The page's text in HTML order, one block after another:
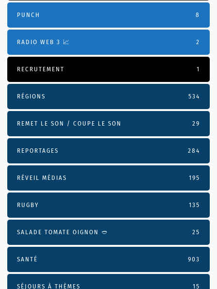
PUNCH 8
RADIO WEB 3 📈 2
RECRUTEMENT 1
RÉGIONS 534
REMET LE SON / COUPE LE SON 29
REPORTAGES 284
RÉVEIL MÉDIAS 195
RUGBY 135
SALADE TOMATE OIGNON 🥙 25
SANTÉ 903
SÉJOURS À THÈMES 15